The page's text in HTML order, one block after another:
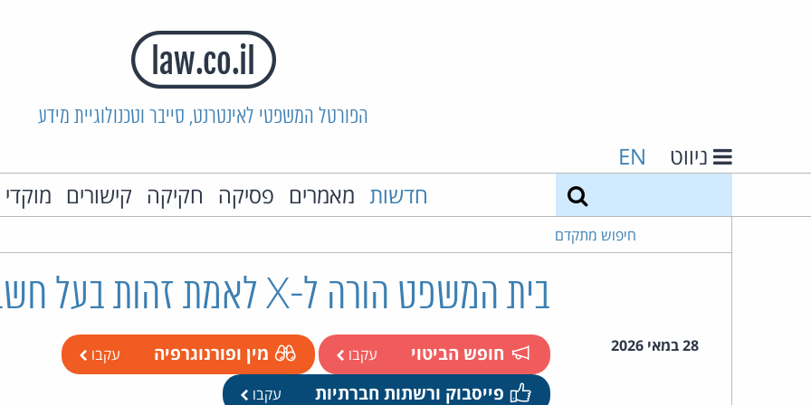
הפורטל המשפטי לאינטרנט, סייבר וטכנולוגיית מידע
ניווט EN
חדשות מאמרים פסיקה חקיקה קישורים
חיפוש מתקדם
בית המשפט הורה ל-X לאמת זהות בעל חשבון מפר
28 במאי 2026 חופש הביטוי עקבו מין ופורנוגרפיה עקבו
פייסבוק ורשתות חברתיות עקבו